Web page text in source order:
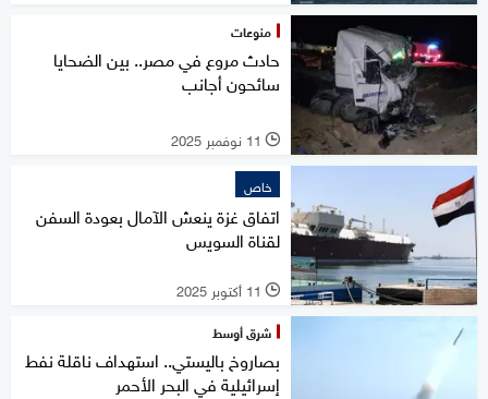
منوعات
حادث مروع في مصر.. بين الضحايا
سائحون أجانب
l 11 نوفمبر 2025
خاص
اتفاق غزة ينعش الآمال بعودة السفن
لقناة السويس
l 11 أكتوبر 2025
شرق أوسط
بصاروخ باليستي.. استهداف ناقلة نفط
إسرائيلية في البحر الأحمر